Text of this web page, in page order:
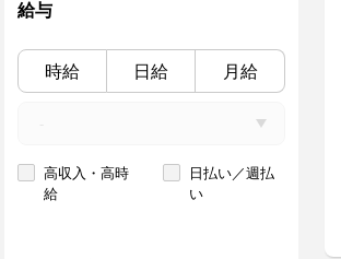
給与
時給 日給 月給
高収入・高時
給
日払い／週払
い